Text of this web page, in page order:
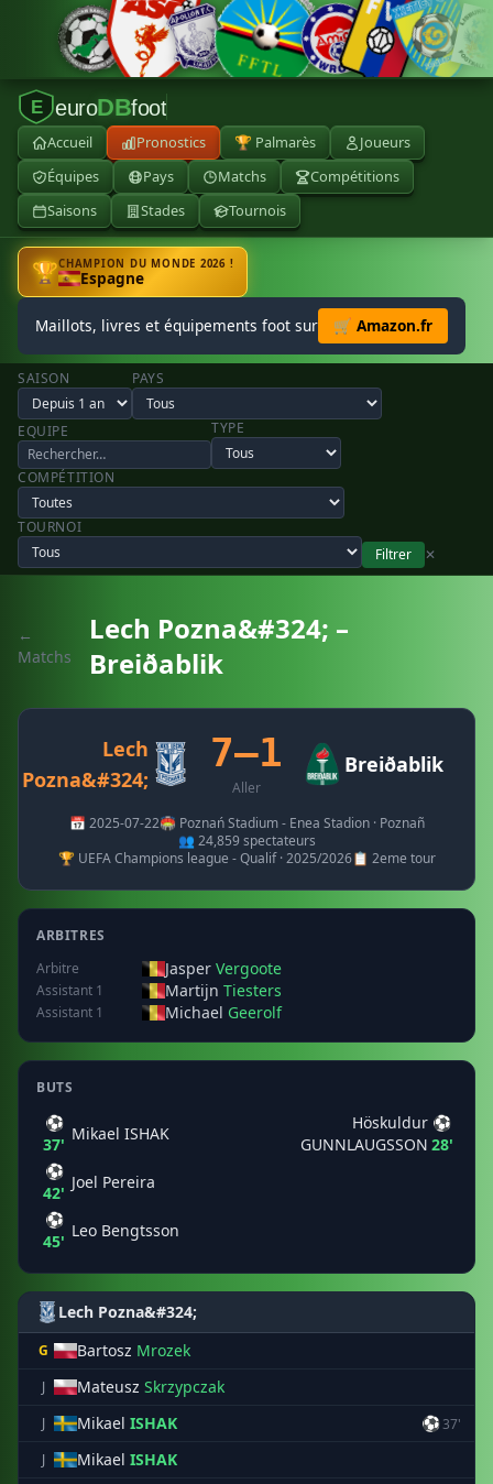
E euroDBfoot
Accueil Pronostics 🏆 Palmarès
Joueurs
Équipes
Pays Matchs
Compétitions
Saisons
Stades Tournois
🏆CHAMPION DU MONDE 2026 !
Espagne
Maillots, livres et équipements foot sur 🛒 Amazon.fr
SAISON PAYS
EQUIPE TYPE
COMPÉTITION
TOURNOI
Filtrer
✕
←
Matchs
Lech Pozna&#324; –
Breiðablik
Lech
Pozna&#324;
7–1
Aller
Breiðablik
📅 2025-07-22🏟️ Poznań Stadium - Enea Stadion · Poznañ
👥 24,859 spectateurs
🏆 UEFA Champions league - Qualif · 2025/2026📋 2eme tour
ARBITRES
Arbitre
Jasper Vergoote
Assistant 1 Martijn Tiesters
Assistant 1 Michael Geerolf
BUTS
⚽
37'
Mikael ISHAK
⚽
42'
Joel Pereira
⚽
45'
Leo Bengtsson
Höskuldur
GUNNLAUGSSON
⚽
28'
Lech Pozna&#324;
G Bartosz Mrozek
J Mateusz Skrzypczak
J Mikael ISHAK ⚽37'
J
Mikael ISHAK